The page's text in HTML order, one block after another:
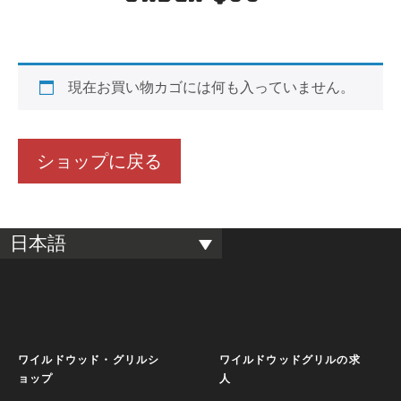
現在お買い物カゴには何も入っていません。
ショップに戻る
日本語
ワイルドウッド・グリルシ
ョップ
ワイルドウッドグリルの求
人